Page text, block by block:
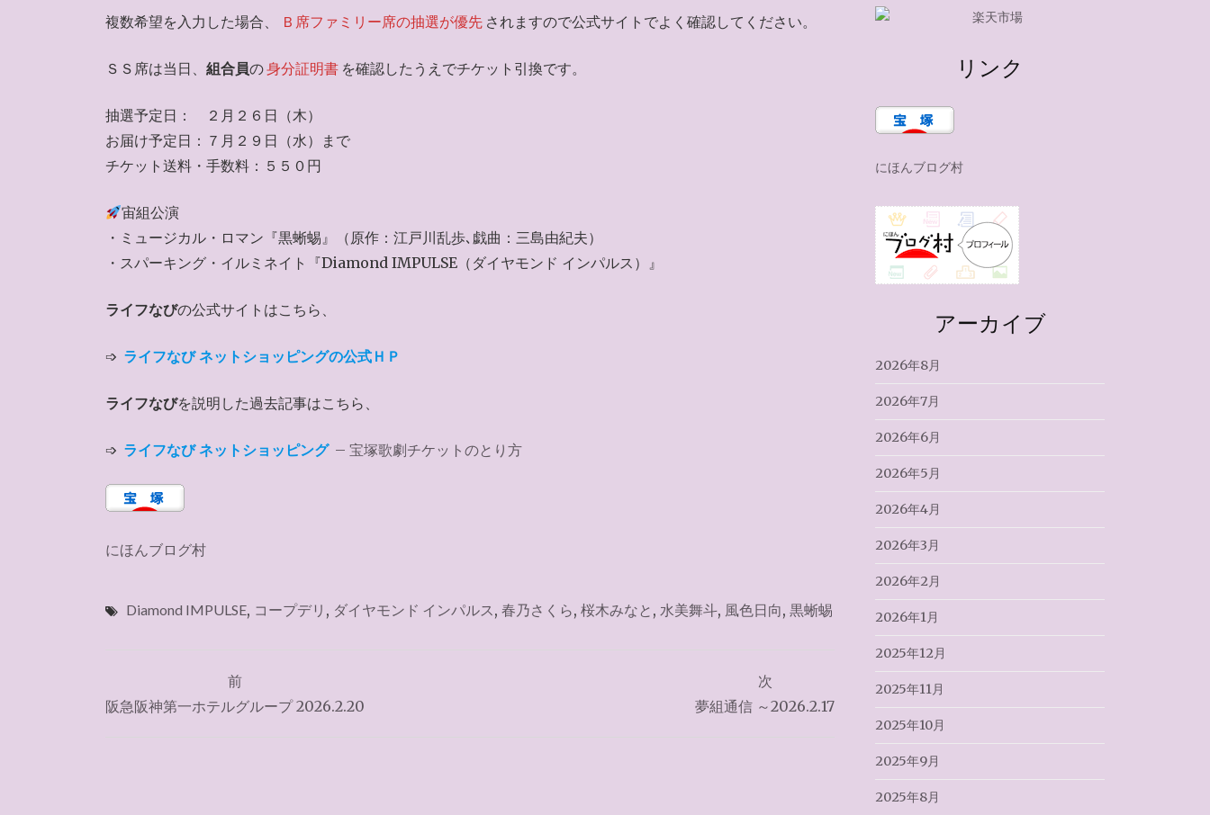
複数希望を入力した場合、 Ｂ席ファミリー席の抽選が優先 されますので公式サイトでよく確認してください。
ＳＳ席は当日、 組合員の身分証明書 を確認したうえでチケット引換です。
抽選予定日： ２月２６日（木）
お届け予定日：７月２９日（水）まで
チケット送料・手数料：５５０円
宙組公演
・ミュージカル・ロマン『黒蜥蜴』（原作：江戸川乱歩､戯曲：三島由紀夫）
・スパーキング・イルミネイト『Diamond IMPULSE（ダイヤモンド インパルス）』
ライフなびの公式サイトはこちら、
➩ ライフなび ネットショッピングの公式ＨＰ
ライフなびを説明した過去記事はこちら、
➩ ライフなび ネットショッピング – 宝塚歌劇チケットのとり方
にほんブログ村
Diamond IMPULSE, コープデリ , ダイヤモンド インパルス , 春乃さくら, 桜木みなと , 水美舞斗, 風色日向, 黒蜥蜴
稿
前
阪急阪神第一ホテルグループ 2026.2.20
次
夢組通信 ～2026.2.17
リンク
にほんブログ村
アーカイブ
2026年8月
2026年7月
2026年6月
2026年5月
2026年4月
2026年3月
2026年2月
2026年1月
2025年12月
2025年11月
2025年10月
2025年9月
2025年8月